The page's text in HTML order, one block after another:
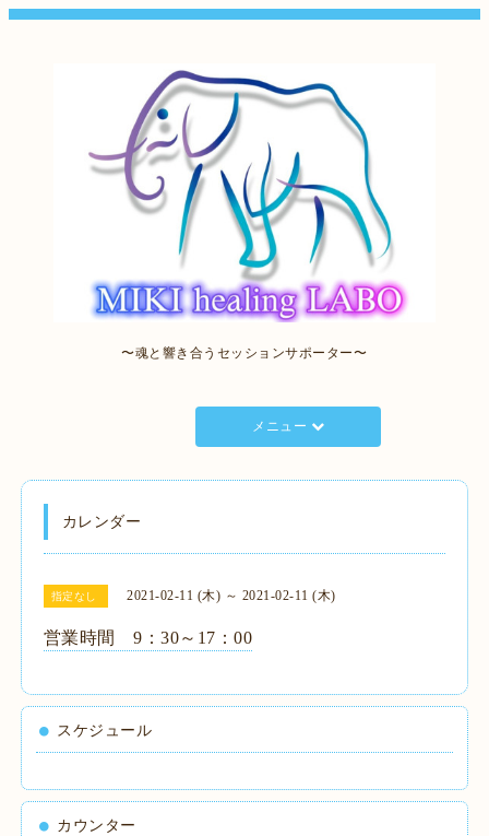
〜魂と響き合うセッションサポーター〜
メニュー
カレンダー
指定なし 2021-02-11 (木) ～ 2021-02-11 (木)
営業時間 9：30～17：00
スケジュール
カウンター